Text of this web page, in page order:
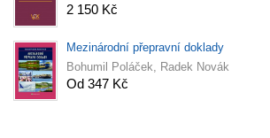
2 150 Kč
Mezinárodní přepravní doklady
Bohumil Poláček, Radek Novák
Od 347 Kč